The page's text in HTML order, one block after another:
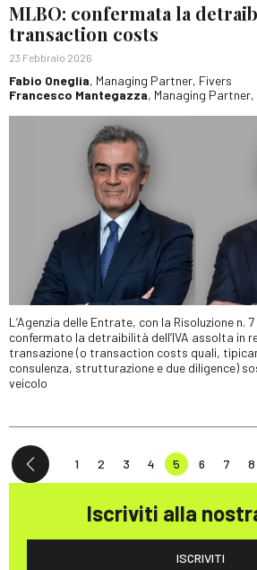
MLBO: confermata la
transaction costs
23 Febbraio 2026
Fabio Oneglia, Managing Partner, Fivers
Francesco Mantegazza, Managing Partner,
L’Agenzia delle Entrate, con la Risoluzione n.
confermato la detraibilità dell’IVA assolta in
transazione (o transaction costs quali,
consulenza, strutturazione e due diligence)
veicolo
1 2 3 4 5 6 7 8
Iscriviti alla
ISCRIVITI